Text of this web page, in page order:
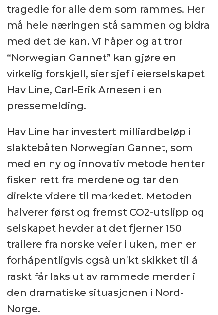
tragedie for alle dem som rammes. Her
må hele næringen stå sammen og bidra
med det de kan. Vi håper og at tror
“Norwegian Gannet” kan gjøre en
virkelig forskjell, sier sjef i eierselskapet
Hav Line, Carl-Erik Arnesen i en
pressemelding.
Hav Line har investert milliardbeløp i
slaktebåten Norwegian Gannet, som
med en ny og innovativ metode henter
fisken rett fra merdene og tar den
direkte videre til markedet. Metoden
halverer først og fremst CO2-utslipp og
selskapet hevder at det fjerner 150
trailere fra norske veier i uken, men er
forhåpentligvis også unikt skikket til å
raskt får laks ut av rammede merder i
den dramatiske situasjonen i Nord-
Norge.